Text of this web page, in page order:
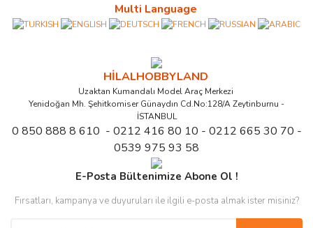
Multi Language
HİLALHOBBYLAND
Uzaktan Kumandalı Model Araç Merkezi
Yenidoğan Mh. Şehitkomiser Günaydın Cd.No:128/A Zeytinburnu -
İSTANBUL
0 850 888 8 610 - 0212 416 80 10 - 0212 665 30 70 -
0539 975 93 58
E-Posta Bültenimize Abone Ol !
Fırsatları, kampanya ve duyuruları ile ilgili e-posta almak ister misiniz?